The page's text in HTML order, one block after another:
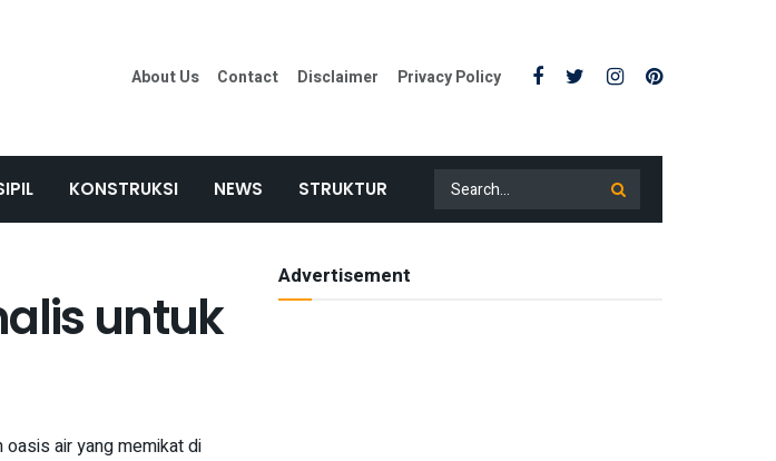
About Us Contact Disclaimer Privacy Policy
KONSTRUKSI NEWS STRUKTUR
untuk
air yang memikat di
Advertisement